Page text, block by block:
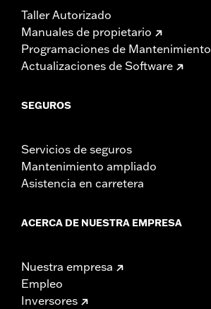
Taller Autorizado
Manuales de propietario
Programaciones de Mantenimiento
Actualizaciones de Software
SEGUROS
Servicios de seguros
Mantenimiento ampliado
Asistencia en carretera
ACERCA DE NUESTRA EMPRESA
Nuestra empresa
Empleo
Inversores